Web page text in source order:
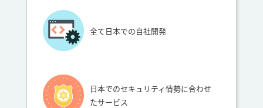
全て日本での自社開発
日本でのセキュリティ情勢に合わせ
たサービス